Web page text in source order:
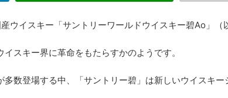
ウイスキー「サントリーワールドウイスキー碧Ao」（
スキー界に革命をもたらすかのようです。
数登場する中、「サントリー碧」は新しいウイスキ